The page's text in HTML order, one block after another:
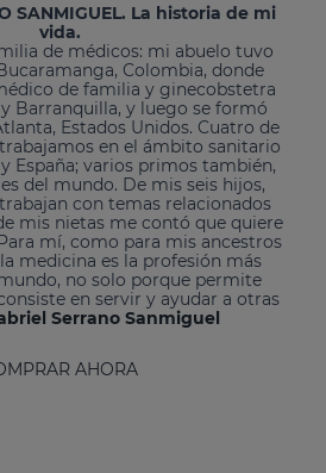
SANMIGUEL. La historia de mi
vida.
de médicos: mi abuelo tuvo
Colombia, donde
de familia y ginecobstetra
Barranquilla, y luego se formó
Estados Unidos. Cuatro de
en el ámbito sanitario
España; varios primos también,
del mundo. De mis seis hijos,
con temas relacionados
mis nietas me contó que quiere
mí, como para mis ancestros
medicina es la profesión más
no solo porque permite
en servir y ayudar a otras
Serrano Sanmiguel
AHORA